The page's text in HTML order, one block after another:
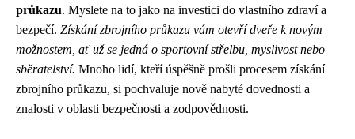
průkazu. Myslete na to jako na investici do vlastního zdraví a
bezpečí. Získání zbrojního průkazu vám otevří dveře k novým
možnostem, ať už se jedná o sportovní střelbu, myslivost nebo
sběratelství. Mnoho lidí, kteří úspěšně prošli procesem získání
zbrojního průkazu, si pochvaluje nově nabyté dovednosti a
znalosti v oblasti bezpečnosti a zodpovědnosti.